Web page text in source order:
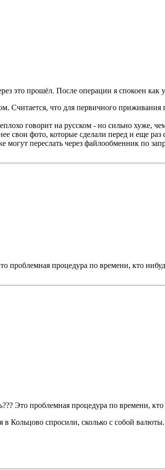
это прошёл. После операции я спокоен как
Считается, что для первичного приживания
говорит на русском - но сильно хуже,
свои фото, которые сделали перед и еще
переслать через файлообменник по
проблемная процедура по времени, кто
Это проблемная процедура по времени, кто
Кольцово спросили, сколько с собой